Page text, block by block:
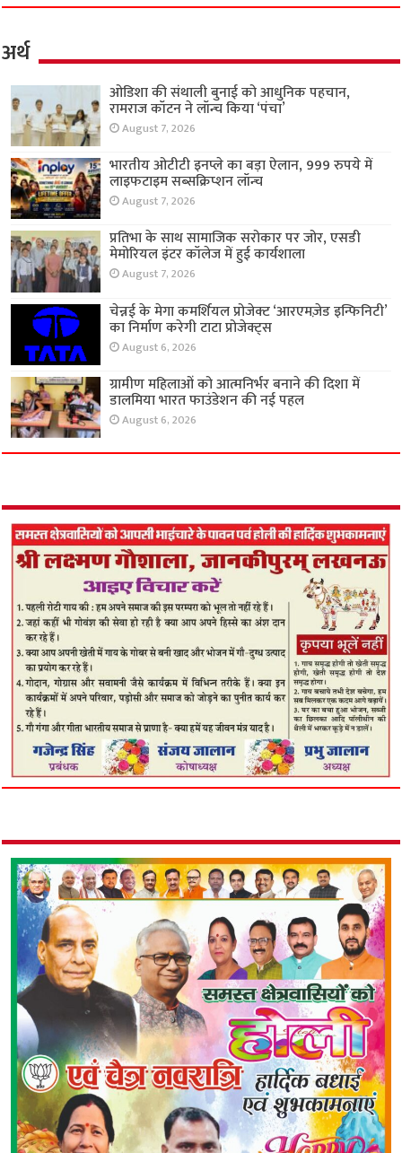
अर्थ
ओडिशा की संथाली बुनाई को आधुनिक पहचान,
रामराज कॉटन ने लॉन्च किया ‘पंचा’
August 7, 2026
भारतीय ओटीटी इनप्ले का बड़ा ऐलान, 999 रुपये में
लाइफटाइम सब्सक्रिप्शन लॉन्च
August 7, 2026
प्रतिभा के साथ सामाजिक सरोकार पर जोर, एसडी
मेमोरियल इंटर कॉलेज में हुई कार्यशाला
August 7, 2026
चेन्नई के मेगा कमर्शियल प्रोजेक्ट ‘आरएमज़ेड इन्फिनिटी’
का निर्माण करेगी टाटा प्रोजेक्ट्स
August 6, 2026
ग्रामीण महिलाओं को आत्मनिर्भर बनाने की दिशा में
डालमिया भारत फाउंडेशन की नई पहल
August 6, 2026